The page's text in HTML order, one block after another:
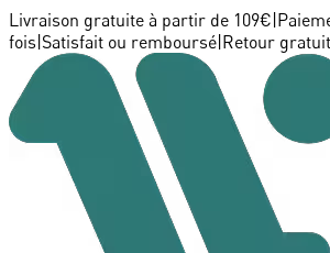
Livraison gratuite à partir de 109€
fois Satisfait ou remboursé Retour